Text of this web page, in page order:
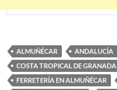
ALMUÑÉCAR ANDALUCÍA
COSTA TROPICAL DE GRANADA
FERRETERÍA EN ALMUÑÉCAR